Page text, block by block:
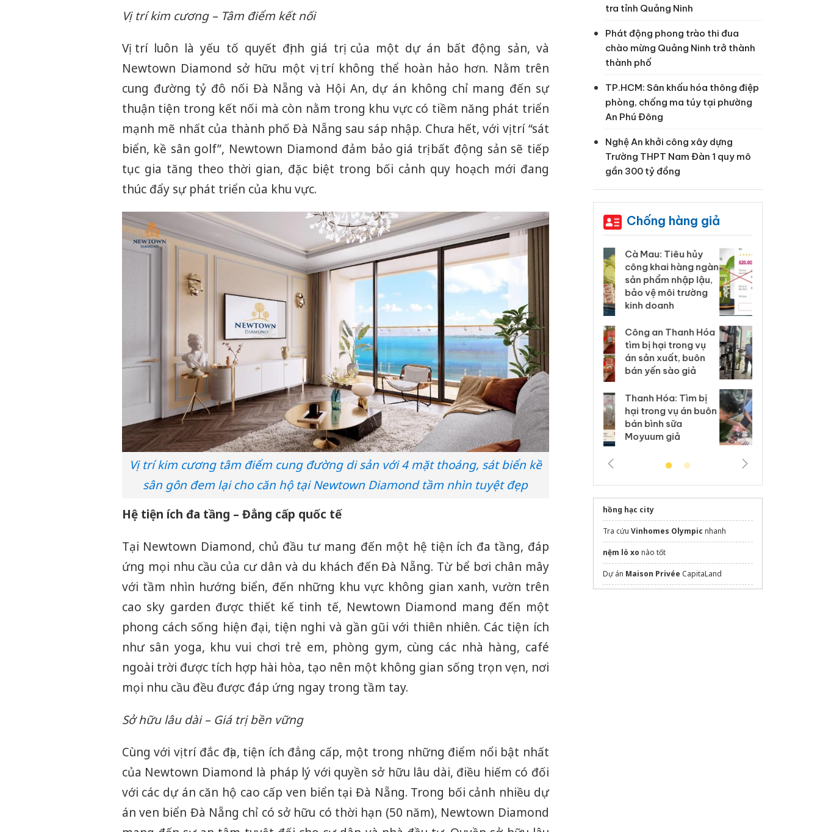
Vị trí kim cương – Tâm điểm kết nối
Vị trí luôn là yếu tố quyết định giá trị của một dự án bất động sản, và
Newtown Diamond sở hữu một vị trí không thể hoàn hảo hơn. Nằm trên
cung đường tỷ đô nối Đà Nẵng và Hội An, dự án không chỉ mang đến sự
thuận tiện trong kết nối mà còn nằm trong khu vực có tiềm năng phát triển
mạnh mẽ nhất của thành phố Đà Nẵng sau sáp nhập. Chưa hết, với vị trí “sát
biển, kề sân golf”, Newtown Diamond đảm bảo giá trị bất động sản sẽ tiếp
tục gia tăng theo thời gian, đặc biệt trong bối cảnh quy hoạch mới đang
thúc đẩy sự phát triển của khu vực.
Vị trí kim cương tâm điểm cung đường di sản với 4 mặt thoáng, sát biển kề
sân gôn đem lại cho căn hộ tại Newtown Diamond tầm nhìn tuyệt đẹp
Hệ tiện ích đa tầng – Đẳng cấp quốc tế
Tại Newtown Diamond, chủ đầu tư mang đến một hệ tiện ích đa tầng, đáp
ứng mọi nhu cầu của cư dân và du khách đến Đà Nẵng. Từ bể bơi chân mây
với tầm nhìn hướng biển, đến những khu vực không gian xanh, vườn trên
cao sky garden được thiết kế tinh tế, Newtown Diamond mang đến một
phong cách sống hiện đại, tiện nghi và gần gũi với thiên nhiên. Các tiện ích
như sân yoga, khu vui chơi trẻ em, phòng gym, cùng các nhà hàng, café
ngoài trời được tích hợp hài hòa, tạo nên một không gian sống trọn vẹn, nơi
mọi nhu cầu đều được đáp ứng ngay trong tầm tay.
Sở hữu lâu dài – Giá trị bền vững
Cùng với vị trí đắc địa, tiện ích đẳng cấp, một trong những điểm nổi bật nhất
của Newtown Diamond là pháp lý với quyền sở hữu lâu dài, điều hiếm có đối
với các dự án căn hộ cao cấp ven biển tại Đà Nẵng. Trong bối cảnh nhiều dự
án ven biển Đà Nẵng chỉ có sở hữu có thời hạn (50 năm), Newtown Diamond
tra tỉnh Quảng Ninh
Phát động phong trào thi đua
chào mừng Quảng Ninh trở thành
thành phố
TP.HCM: Sân khấu hóa thông điệp
phòng, chống ma túy tại phường
An Phú Đông
Nghệ An khởi công xây dựng
Trường THPT Nam Đàn 1 quy mô
gần 300 tỷ đồng
Chống hàng giả
Cà Mau: Tiêu hủy
sản phẩm nhập lậu,
kinh doanh
Công an Thanh Hóa
tìm bị hại trong vụ
án sản xuất, buôn
bán yến sào giả
Thanh Hóa: Tìm bị
hại trong vụ án buôn
bán bình sữa
Moyuum giả
Khẩn trương xác
minh, xử lý sản phẩm
Slimaura Care x3 sử
dụng giấy phép giả
mạo
Lào Cai xử lý 83 vụ vi
phạm thương mại
trong tháng 7
Hưng Yên: Xử lý 6 hộ
kinh doanh bán hàng
giả mạo nhãn hiệu
Adidas, Nike
hồng hạc city
Tra cứu Vinhomes Olympic nhanh
nệm lò xo nào tốt
Dự án Maison Privée CapitaLand